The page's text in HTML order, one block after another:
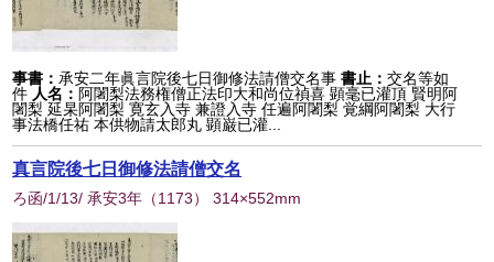
事書：承安二年眞言院後七日御修法請僧交名事 書止：交名等如
件 人名： 阿闍梨法務権僧正法印大和尚位禎喜 顕毫已灌頂 賢明阿
闍梨 延杲阿闍梨 寛玄入寺 兼證入寺 任遍阿闍梨 覚綱阿闍梨 大行
事法橋任祐 本供物請太郎丸 顕巌已灌...
真言院後七日御修法請僧交名
ろ函/1/13/ 承安3年 （1173） 314×552mm